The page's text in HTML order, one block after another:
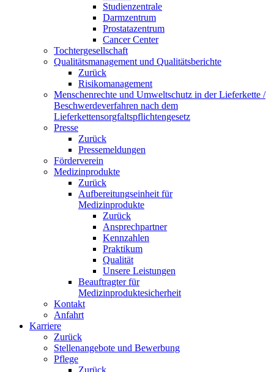
Studienzentrale
Darmzentrum
Prostatazentrum
Cancer Center
Tochtergesellschaft
Qualitätsmanagement und Qualitätsberichte
Zurück
Risikomanagement
Menschenrechte und Umweltschutz in der Lieferkette /
Beschwerdeverfahren nach dem
Lieferkettensorgfaltspflichtengesetz
Presse
Zurück
Pressemeldungen
Förderverein
Medizinprodukte
Zurück
Aufbereitungseinheit für
Medizinprodukte
Zurück
Ansprechpartner
Kennzahlen
Praktikum
Qualität
Unsere Leistungen
Beauftragter für
Medizinproduktesicherheit
Kontakt
Anfahrt
Karriere
Zurück
Stellenangebote und Bewerbung
Pflege
Zurück